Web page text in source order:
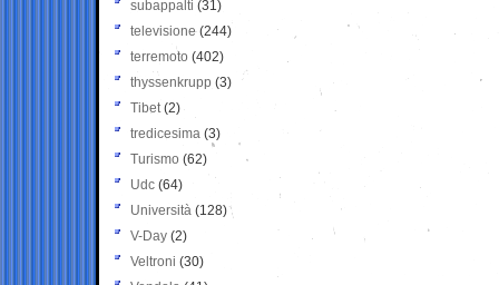
subappalti (31)
televisione(244)
terremoto (402)
thyssenkrupp (3)
Tibet(2)
tredicesima (3)
Turismo (62)
Udc (64)
Università (128)
V-Day (2)
Veltroni (30)